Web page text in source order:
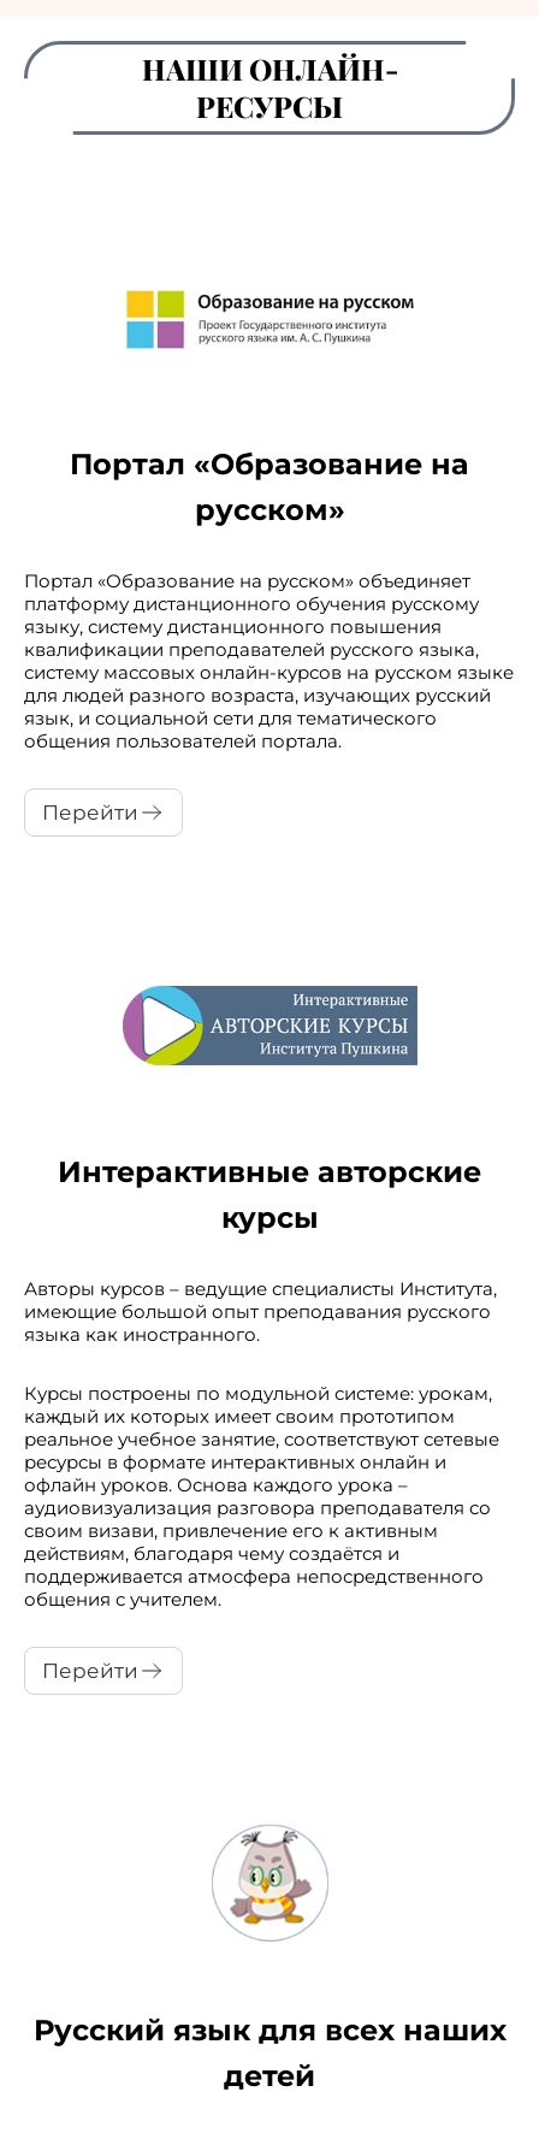
НАШИ ОНЛАЙН-
РЕСУРСЫ
Портал «Образование на
русском»
Портал «Образование на русском» объединяет
платформу дистанционного обучения русскому
языку, систему дистанционного повышения
квалификации преподавателей русского языка,
систему массовых онлайн-курсов на русском языке
для людей разного возраста, изучающих русский
язык, и социальной сети для тематического
общения пользователей портала.
Перейти
Интерактивные авторские
курсы
Авторы курсов – ведущие специалисты Института,
имеющие большой опыт преподавания русского
языка как иностранного.
Курсы построены по модульной системе: урокам,
каждый их которых имеет своим прототипом
реальное учебное занятие, соответствуют сетевые
ресурсы в формате интерактивных онлайн и
офлайн уроков. Основа каждого урока –
аудиовизуализация разговора преподавателя со
своим визави, привлечение его к активным
действиям, благодаря чему создаётся и
поддерживается атмосфера непосредственного
общения с учителем.
Перейти
Русский язык для всех наших
детей